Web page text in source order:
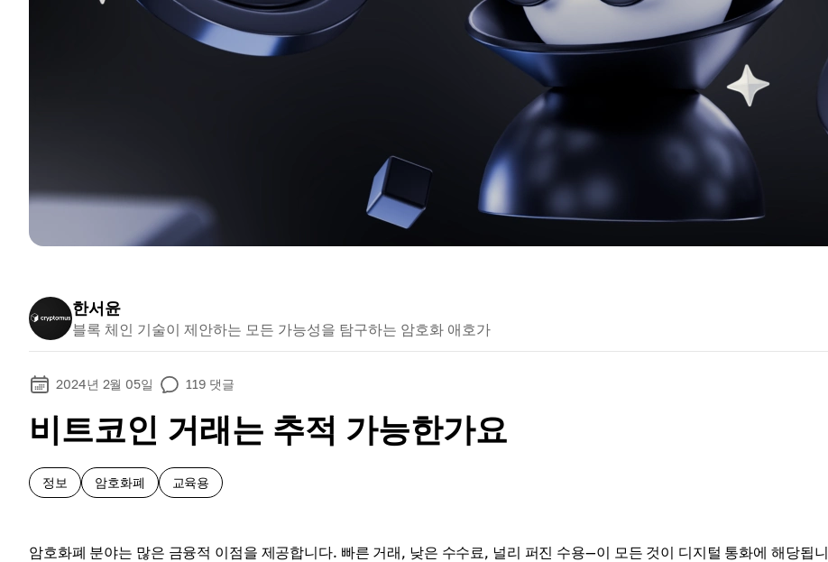
한서윤
블록 체인 기술이 제안하는 모든 가능성을 탐구하는 암호화 애호가
2024년 2월 05일 119 댓글
비트코인 거래는 추적 가능한가요
정보 암호화폐 교육용
암호화폐 분야는 많은 금융적 이점을 제공합니다. 빠른 거래, 낮은 수수료, 널리 퍼진 수용—이 모든 것이 디지털 통화에 해당됩니